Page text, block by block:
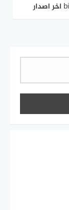
تحميل برنامج كاميرا للكمبيوتر ويندوز 7 32 bit اخر اصدار